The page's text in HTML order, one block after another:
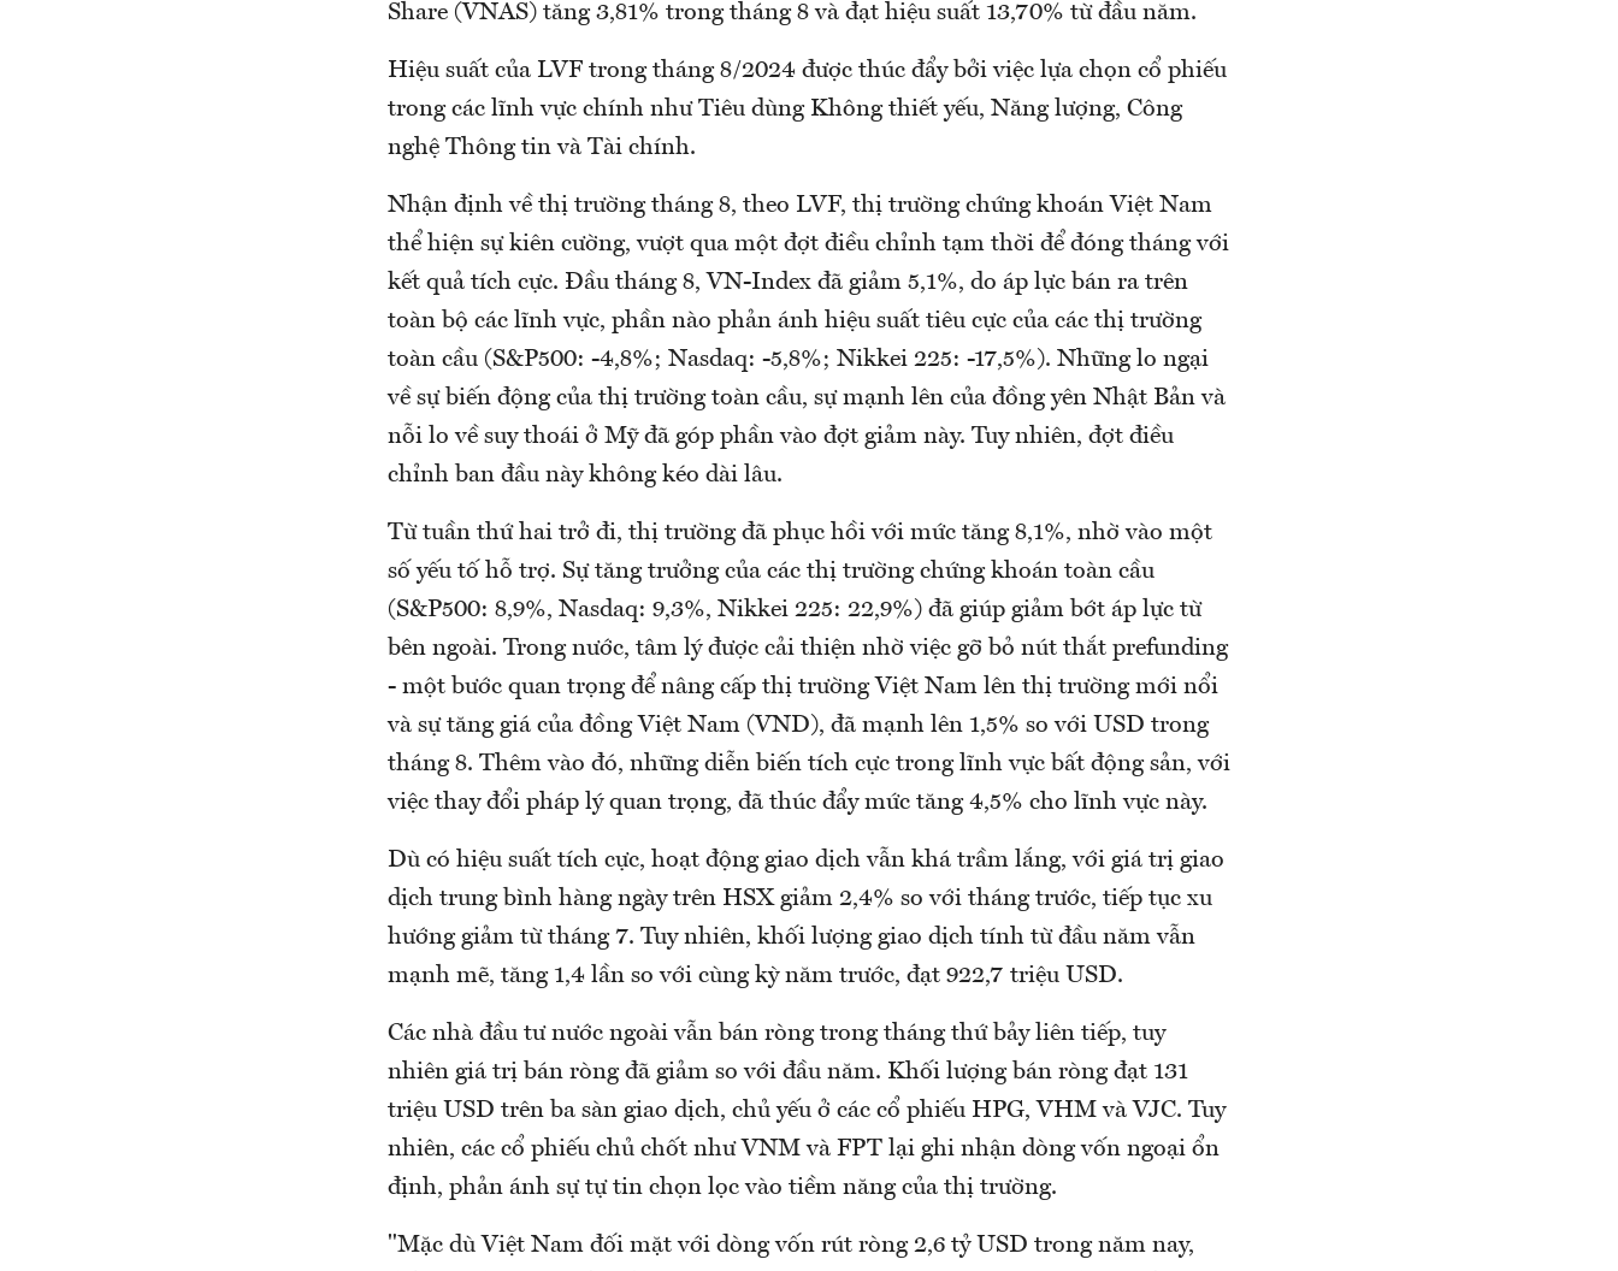
Share (VNAS) tăng 3,81% trong tháng 8 và đạt hiệu suất 13,70% từ đầu năm.
Hiệu suất của LVF trong tháng 8/2024 được thúc đẩy bởi việc lựa chọn cổ phiếu
trong các lĩnh vực chính như Tiêu dùng Không thiết yếu, Năng lượng, Công
nghệ Thông tin và Tài chính.
Nhận định về thị trường tháng 8, theo LVF, thị trường chứng khoán Việt Nam
thể hiện sự kiên cường, vượt qua một đợt điều chỉnh tạm thời để đóng tháng với
kết quả tích cực. Đầu tháng 8, VN-Index đã giảm 5,1%, do áp lực bán ra trên
toàn bộ các lĩnh vực, phần nào phản ánh hiệu suất tiêu cực của các thị trường
toàn cầu (S&P500: -4,8%; Nasdaq: -5,8%; Nikkei 225: -17,5%). Những lo ngại
về sự biến động của thị trường toàn cầu, sự mạnh lên của đồng yên Nhật Bản và
nỗi lo về suy thoái ở Mỹ đã góp phần vào đợt giảm này. Tuy nhiên, đợt điều
chỉnh ban đầu này không kéo dài lâu.
Từ tuần thứ hai trở đi, thị trường đã phục hồi với mức tăng 8,1%, nhờ vào một
số yếu tố hỗ trợ. Sự tăng trưởng của các thị trường chứng khoán toàn cầu
(S&P500: 8,9%, Nasdaq: 9,3%, Nikkei 225: 22,9%) đã giúp giảm bớt áp lực từ
bên ngoài. Trong nước, tâm lý được cải thiện nhờ việc gỡ bỏ nút thắt prefunding
- một bước quan trọng để nâng cấp thị trường Việt Nam lên thị trường mới nổi
và sự tăng giá của đồng Việt Nam (VND), đã mạnh lên 1,5% so với USD trong
tháng 8. Thêm vào đó, những diễn biến tích cực trong lĩnh vực bất động sản, với
việc thay đổi pháp lý quan trọng, đã thúc đẩy mức tăng 4,5% cho lĩnh vực này.
Dù có hiệu suất tích cực, hoạt động giao dịch vẫn khá trầm lắng, với giá trị giao
dịch trung bình hàng ngày trên HSX giảm 2,4% so với tháng trước, tiếp tục xu
hướng giảm từ tháng 7. Tuy nhiên, khối lượng giao dịch tính từ đầu năm vẫn
mạnh mẽ, tăng 1,4 lần so với cùng kỳ năm trước, đạt 922,7 triệu USD.
Các nhà đầu tư nước ngoài vẫn bán ròng trong tháng thứ bảy liên tiếp, tuy
nhiên giá trị bán ròng đã giảm so với đầu năm. Khối lượng bán ròng đạt 131
triệu USD trên ba sàn giao dịch, chủ yếu ở các cổ phiếu HPG, VHM và VJC. Tuy
nhiên, các cổ phiếu chủ chốt như VNM và FPT lại ghi nhận dòng vốn ngoại ổn
định, phản ánh sự tự tin chọn lọc vào tiềm năng của thị trường.
"Mặc dù Việt Nam đối mặt với dòng vốn rút ròng 2,6 tỷ USD trong năm nay,